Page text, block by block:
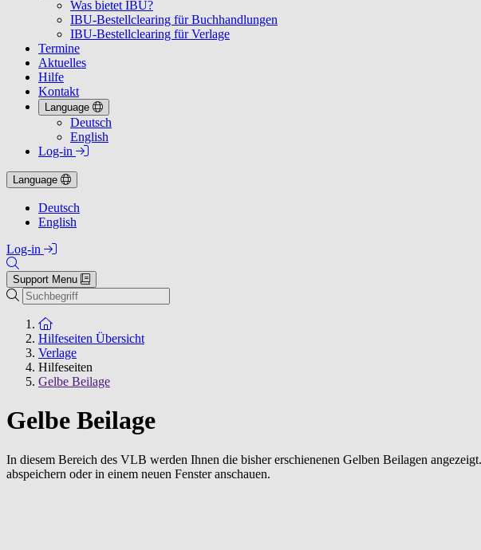
Was bietet IBU?
IBU-Bestellclearing für Buchhandlungen
IBU-Bestellclearing für Verlage
Termine
Aktuelles
Hilfe
Kontakt
Language
Deutsch
English
Log-in
Language
Deutsch
English
Log-in
Support Menu
Suchen
Zur Startseite
Hilfeseiten Übersicht
Verlage
Hilfeseiten
Gelbe Beilage
Gelbe Beilage
In diesem Bereich des VLB werden Ihnen die bisher erschienenen Gelben Beilagen
abspeichern oder in einem neuen Fenster anschauen.